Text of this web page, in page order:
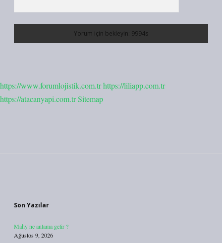
https://www.forumlojistik.com.trhttps://liliapp.com.tr
https://atacanyapi.com.trSitemap
Son Yazılar
Mahy ne anlama gelir ?
Ağustos 9, 2026